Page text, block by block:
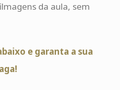
da aula, sem
e garanta a sua